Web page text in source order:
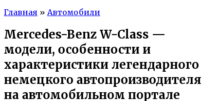
Главная » Автомобили
Mercedes-Benz W-Class —
модели, особенности и
характеристики легендарного
немецкого автопроизводителя
на автомобильном портале